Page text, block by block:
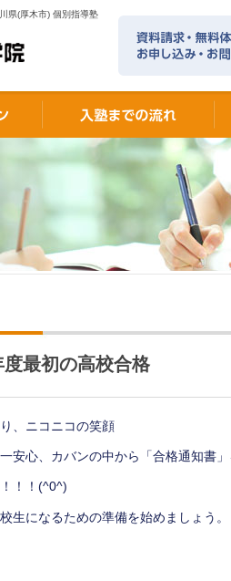
県(厚木市) 個別指導塾
最初の高校合格
、ニコニコの笑顔
安心、カバンの中から「合格通知書
！！(^0^)
生になるための準備を始めましょう。